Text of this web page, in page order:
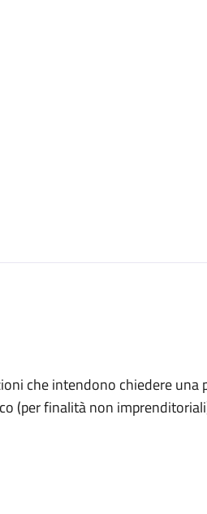
che intendono chiedere una
(per finalità non